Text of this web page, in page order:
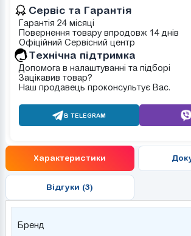
Сервіс та Гарантія
Гарантія 24 місяці
Повернення товару впродовж 14 днів
Офіційний Сервісний центр
Tехнічна підтримка
Допомога в налаштуванні та підборі
Зацікавив товар?
Наш продавець проконсультує Вас.
В TELEGRAM
Характеристики
Відгуки (3)
Бренд